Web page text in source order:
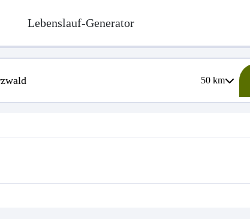
Lebenslauf-Generator
50km